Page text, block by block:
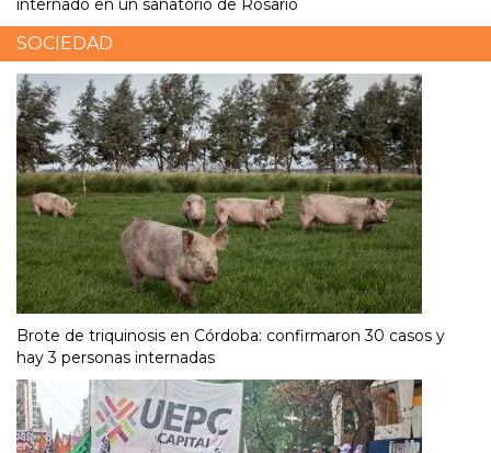
internado en un sanatorio de Rosario
SOCIEDAD
Brote de triquinosis en Córdoba: confirmaron 30 casos y
hay 3 personas internadas